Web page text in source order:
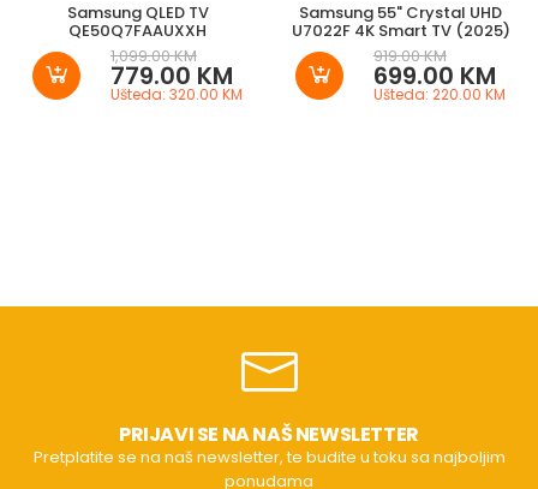
Samsung QLED TV
QE50Q7FAAUXXH
1,099.00 KM
779.00 KM
Ušteda: 320.00 KM
Samsung 55" Crystal UHD
U7022F 4K Smart TV (2025)
919.00 KM
699.00 KM
Ušteda: 220.00 KM
PRIJAVI SE NA NAŠ NEWSLETTER
Pretplatite se na naš newsletter, te budite u toku sa najboljim
ponudama